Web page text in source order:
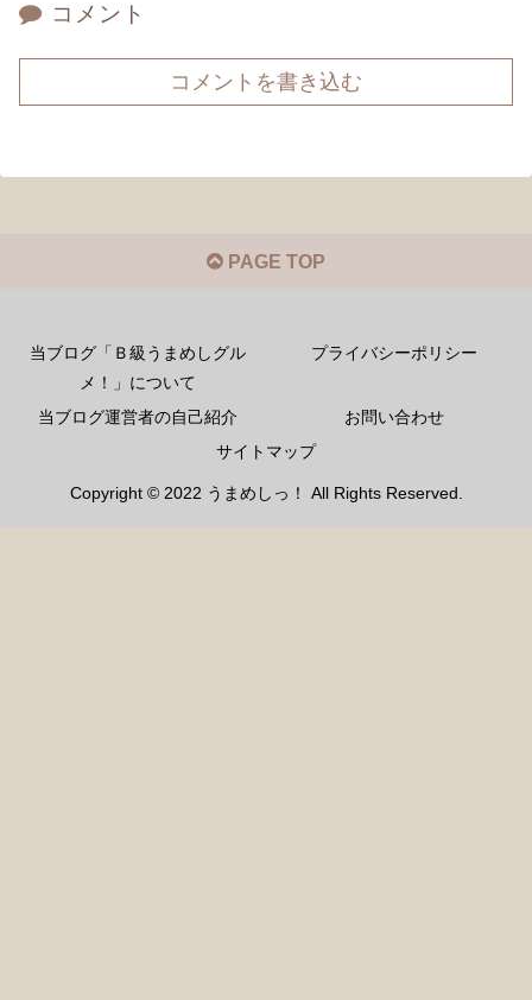
コメント
コメントを書き込む
PAGE TOP
当ブログ「Ｂ級うまめしグル
メ！」について
プライバシーポリシー
当ブログ運営者の自己紹介
お問い合わせ
サイトマップ
Copyright © 2022 うまめしっ！ All Rights Reserved.